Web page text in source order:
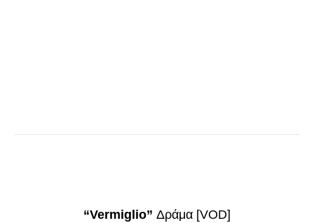
“Vermiglio” Δράμα [VOD]